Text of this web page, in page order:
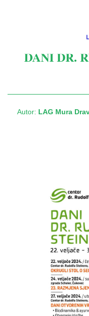
DANI DR.
Autor: LAG Mura